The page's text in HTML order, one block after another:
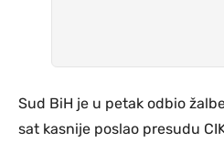
Sud BiH je u petak odbio
sat kasnije poslao presudu